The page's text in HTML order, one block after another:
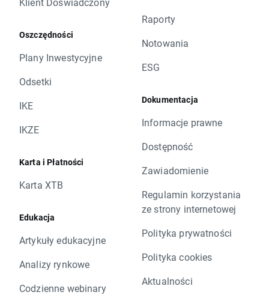
Oszczędności
Plany Inwestycyjne
Odsetki
IKE
IKZE
Karta i Płatności
Karta XTB
Edukacja
Artykuły edukacyjne
Analizy rynkowe
Codzienne webinary
Raporty
Notowania
ESG
Dokumentacja
Informacje prawne
Dostępność
Zawiadomienie
Regulamin korzystania
ze strony internetowej
Polityka prywatności
Polityka cookies
Aktualności